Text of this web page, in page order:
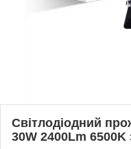
Світлодіодний
30W 2400Lm 6500K